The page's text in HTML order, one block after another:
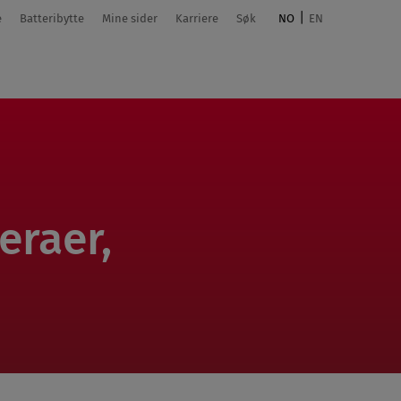
Batteribytte Mine sider Karriere Søk NO EN